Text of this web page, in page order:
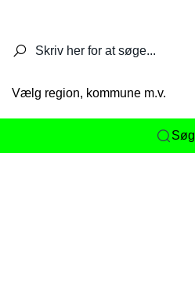
Vælg region, kommune m.v.
Søg